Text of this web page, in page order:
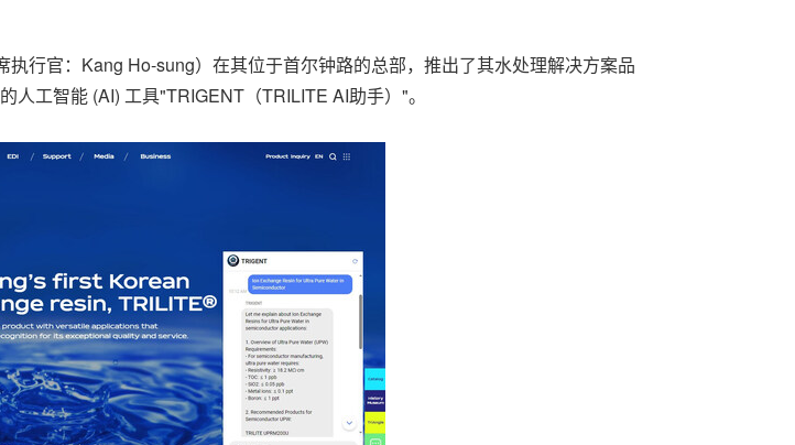
行官：Kang Ho-sung）在其位于首尔钟路的总部，推出了其水处理解决方案品
人工智能 (AI) 工具"TRIGENT（TRILITE AI助手）"。